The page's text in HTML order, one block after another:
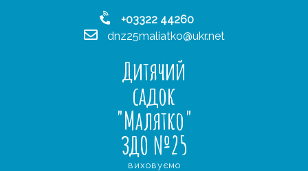
+03322 44260
dnz25maliatko@ukr.net
Дитячий
садок
"Малятко"
ЗДО №25
виховуємо